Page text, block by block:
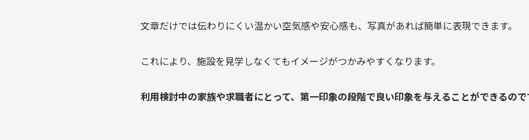
文章だけでは伝わりにくい温かい空気感や安心感も、写真があれば簡単に表現できます。
これにより、施設を見学しなくてもイメージがつかみやすくなります。
利用検討中の家族や求職者にとって、第一印象の段階で良い印象を与えることができるので